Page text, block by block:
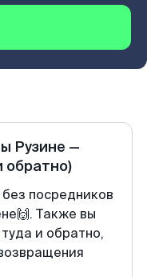
Рузине —
обратно)
посредников
Также вы
и обратно,